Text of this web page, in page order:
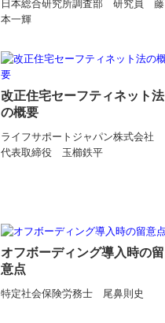
日本総合研究所調査部 研究員 藤
本一輝
改正住宅セーフティネット法
の概要
ライフサポートジャパン株式会社
代表取締役 玉櫛鉄平
オフボーディング導入時の留
意点
特定社会保険労務士 尾鼻則史